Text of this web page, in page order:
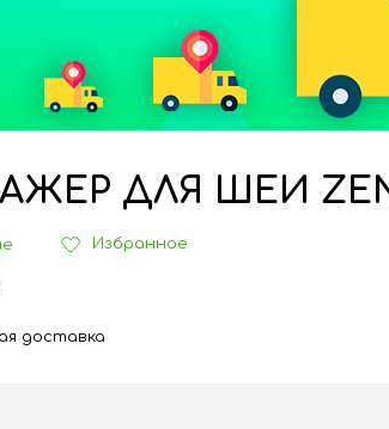
ДЛЯ ШЕИ
Избранное
доставка